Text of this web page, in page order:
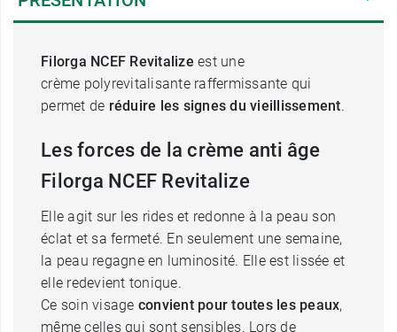
Filorga NCEF Revitalize est une
crème polyrevitalisante raffermissante qui
permet de réduire les signes du vieillissement.
Les forces de la crème anti âge
Filorga NCEF Revitalize
Elle agit sur les rides et redonne à la peau son
éclat et sa fermeté. En seulement une semaine,
la peau regagne en luminosité. Elle est lissée et
elle redevient tonique.
Ce soin visage convient pour toutes les peaux,
même celles qui sont sensibles. Lors de